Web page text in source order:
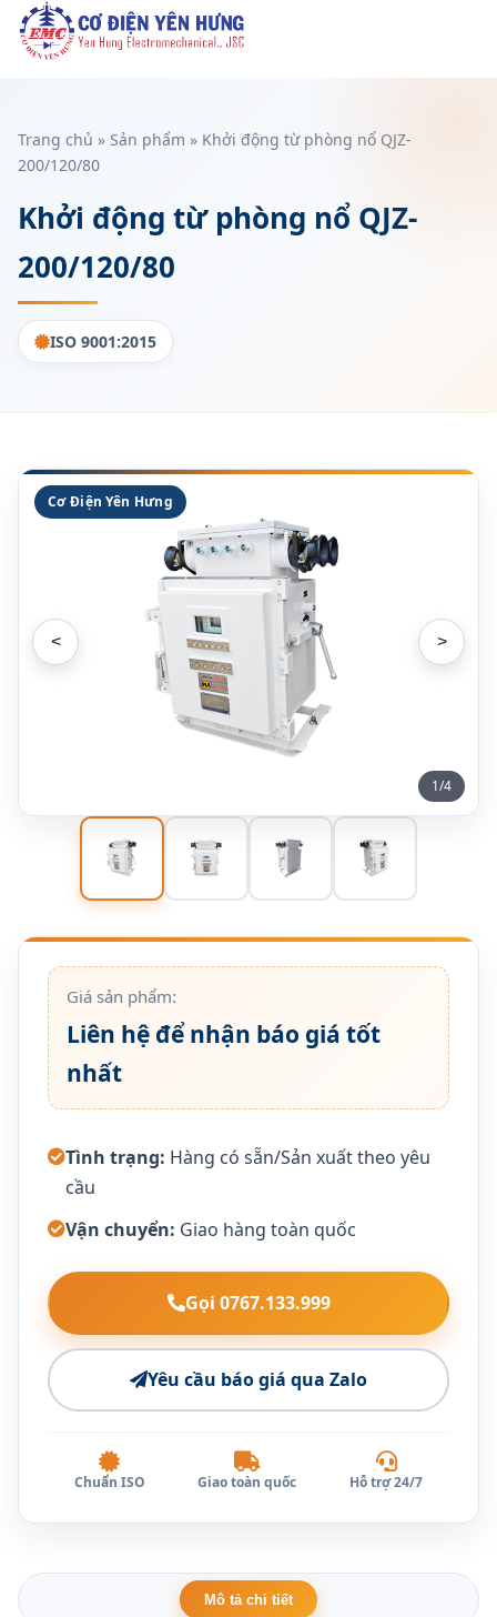
qua
đến
Trang chủ » Sản phẩm » Khởi động từ phòng nổ QJZ-
200/120/80
Khởi động từ phòng nổ QJZ-
200/120/80
ISO 9001:2015
Cơ Điện Yên Hưng
< >
1/4
Giá sản phẩm:
Liên hệ để nhận báo giá tốt
nhất
Tình trạng: Hàng có sẵn/Sản xuất theo yêu
cầu
Vận chuyển: Giao hàng toàn quốc
Gọi 0767.133.999
Yêu cầu báo giá qua Zalo
Chuẩn ISO Giao toàn quốc Hỗ trợ 24/7
Mô tả chi tiết